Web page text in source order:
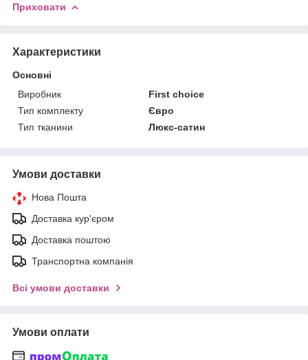
Приховати
Характеристики
Основні
Виробник
First choice
Тип комплекту
Євро
Тип тканини
Люкс-сатин
Умови доставки
Нова Пошта
Доставка кур'єром
Доставка поштою
Транспортна компанія
Всі умови доставки
Умови оплати